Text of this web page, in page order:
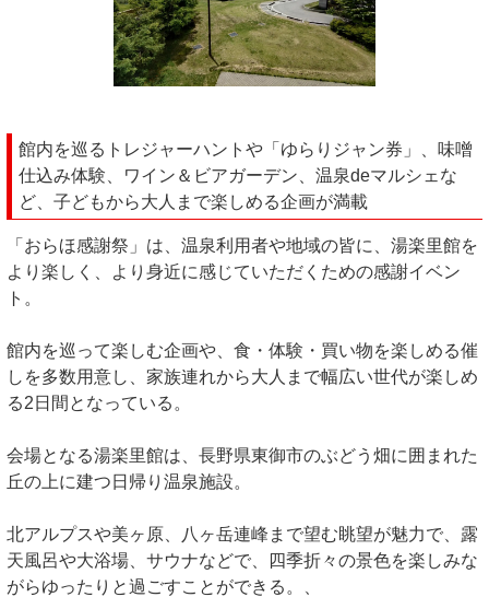
館内を巡るトレジャーハントや「ゆらりジャン券」、味噌
仕込み体験、ワイン＆ビアガーデン、温泉deマルシェな
ど、子どもから大人まで楽しめる企画が満載
「おらほ感謝祭」は、温泉利用者や地域の皆に、湯楽里館を
より楽しく、より身近に感じていただくための感謝イベン
ト。
館内を巡って楽しむ企画や、食・体験・買い物を楽しめる催
しを多数用意し、家族連れから大人まで幅広い世代が楽しめ
る2日間となっている。
会場となる湯楽里館は、長野県東御市のぶどう畑に囲まれた
丘の上に建つ日帰り温泉施設。
北アルプスや美ヶ原、八ヶ岳連峰まで望む眺望が魅力で、露
天風呂や大浴場、サウナなどで、四季折々の景色を楽しみな
がらゆったりと過ごすことができる。、